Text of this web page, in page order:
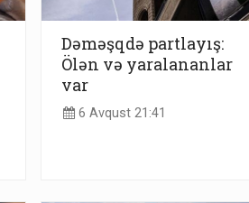
Dəməşqdə partlayış:
Ölən və yaralananlar
var
6 Avqust 21:41